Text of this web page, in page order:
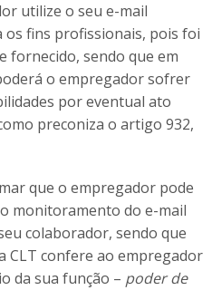
utilize o seu e-mail
fins profissionais, pois foi
fornecido, sendo que em
o empregador sofrer
por eventual ato
preconiza o artigo 932,
que o empregador pode
monitoramento do e-mail
colaborador, sendo que
CLT confere ao empregador
da sua função – poder de